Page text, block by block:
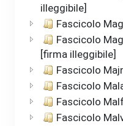
illeggibile]
Fascicolo
Fascicolo
[firma illeggibile]
Fascicolo
Fascicolo
Fascicolo
Fascicolo